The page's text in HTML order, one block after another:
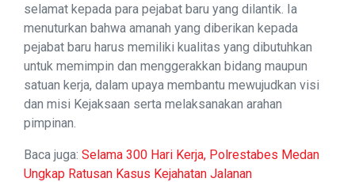
selamat kepada para pejabat baru yang dilantik. Ia
menuturkan bahwa amanah yang diberikan kepada
pejabat baru harus memiliki kualitas yang dibutuhkan
untuk memimpin dan menggerakkan bidang maupun
satuan kerja, dalam upaya membantu mewujudkan visi
dan misi Kejaksaan serta melaksanakan arahan
pimpinan.
Baca juga: Selama 300 Hari Kerja, Polrestabes Medan
Ungkap Ratusan Kasus Kejahatan Jalanan